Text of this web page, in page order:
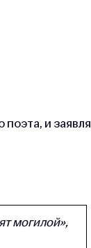
и
могилой»,